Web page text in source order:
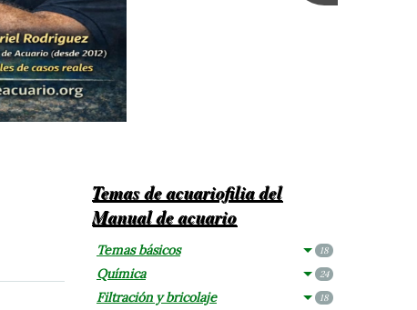
Temas de acuariofilia del
Manual de acuario
Temas básicos 18
Química 24
Filtración y bricolaje 18